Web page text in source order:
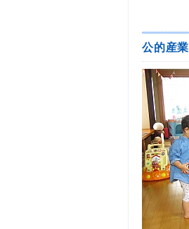
公的産